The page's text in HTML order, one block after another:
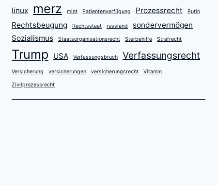
linux merz mint Patientenverfügung Prozessrecht Putin
Rechtsbeugung Rechtsstaat russland
sondervermögen
Sozialismus
Staatsorganisationsrecht Sterbehilfe Strafrecht
Trump USA Verfassungsbruch Verfassungsrecht
Versicherung versicherungen versicherungsrecht Vitamin
Zivilprozessrecht